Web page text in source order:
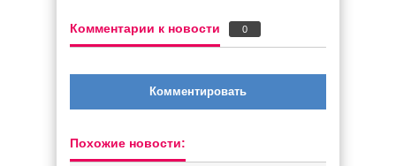
Комментарии к новости 0
Комментировать
Похожие новости: